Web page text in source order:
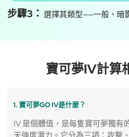
步驟3： 選擇其類型——一般、暗
寶可夢IV計算
1. 寶可夢GO IV是什麼？
IV 是個體值，是每隻寶可夢獨有